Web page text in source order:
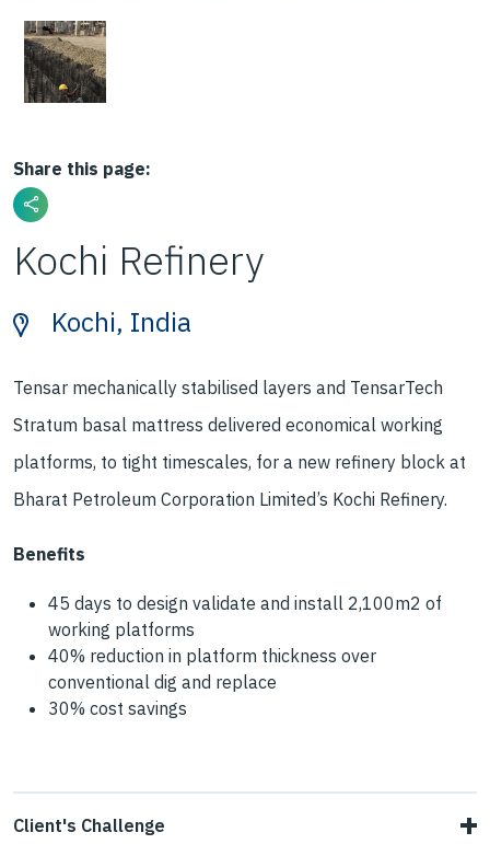
Share this page:
Kochi Refinery
Kochi, India
Tensar mechanically stabilised layers and TensarTech
Stratum basal mattress delivered economical working
platforms, to tight timescales, for a new refinery block at
Bharat Petroleum Corporation Limited’s Kochi Refinery.
Benefits
45 days to design validate and install 2,100m2 of
working platforms
40% reduction in platform thickness over
conventional dig and replace
30% cost savings
Client's Challenge